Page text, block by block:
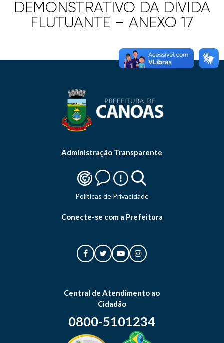
DEMONSTRATIVO DA DIVIDA
FLUTUANTE – ANEXO 17
Administração Transparente
Politicas de Privacidade
Conecte-se com a Prefeitura
Central de Atendimento ao
Cidadão
0800-5101234